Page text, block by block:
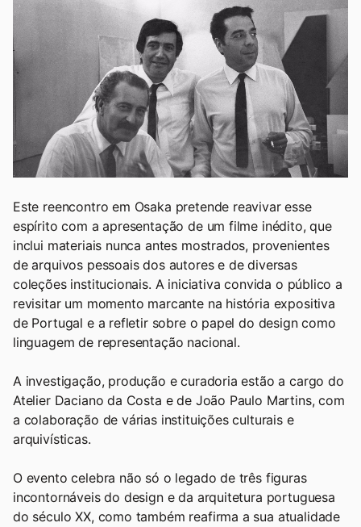
Este reencontro em Osaka pretende reavivar esse
espírito com a apresentação de um filme inédito, que
inclui materiais nunca antes mostrados, provenientes
de arquivos pessoais dos autores e de diversas
coleções institucionais. A iniciativa convida o público a
revisitar um momento marcante na história expositiva
de Portugal e a refletir sobre o papel do design como
linguagem de representação nacional.
A investigação, produção e curadoria estão a cargo do
Atelier Daciano da Costa e de João Paulo Martins, com
a colaboração de várias instituições culturais e
arquivísticas.
O evento celebra não só o legado de três figuras
incontornáveis do design e da arquitetura portuguesa
do século XX, como também reafirma a sua atualidade